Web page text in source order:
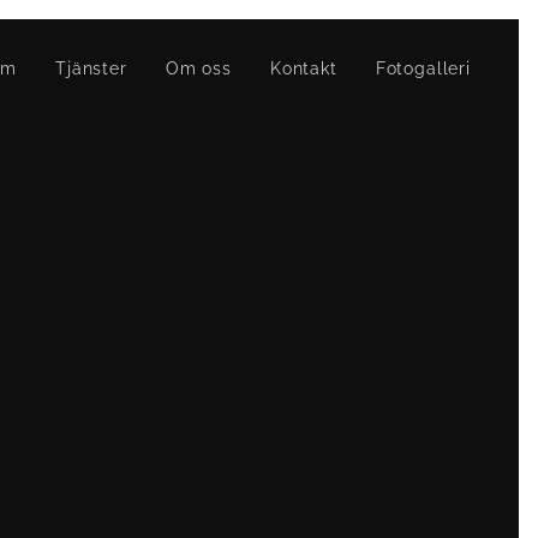
Tjänster Om oss Kontakt Fotogalleri